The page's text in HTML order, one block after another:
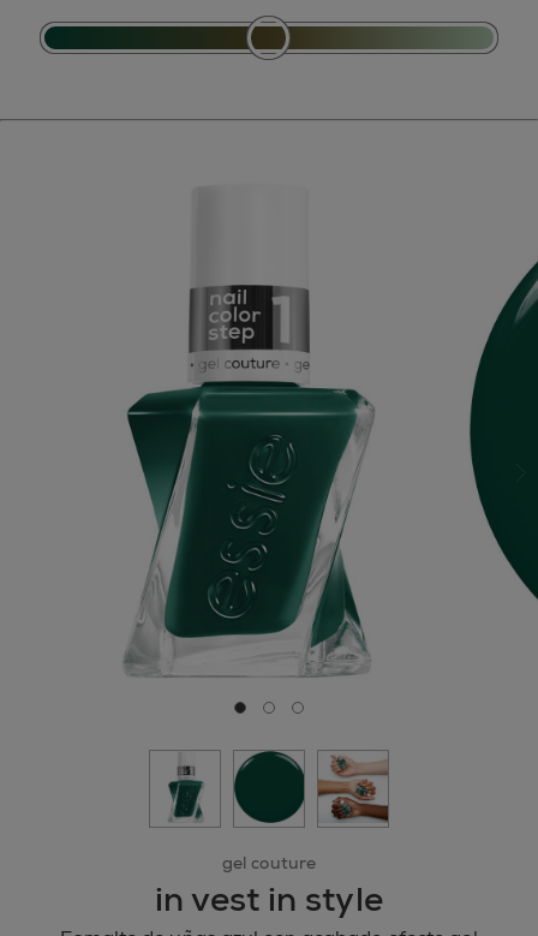
Ir a la diapositiva 0
Ir a la diapositiva 1
Ir a la diapositiva 2
gel couture
in vest in style